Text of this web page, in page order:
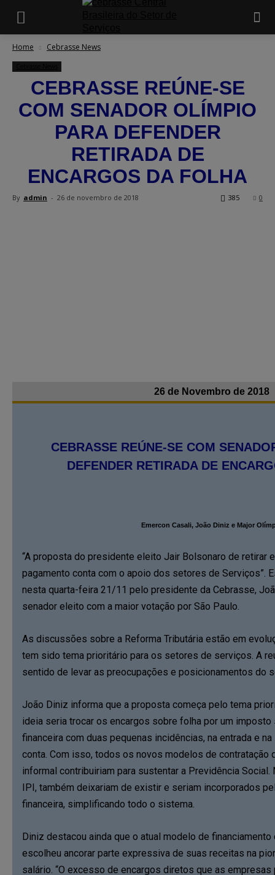
Home Cebrasse News
CEBRASSE REÚNE-SE
COM SENADOR OLÍMPIO
PARA DEFENDER
RETIRADA DE
ENCARGOS DA FOLHA
By admin - 26 de novembro de 2018 0
385
26 de Novembro de 2018
CEBRASSE REÚNE-SE COM
DEFENDER RETIRADA DE
Emercon Casali, João Diniz e Major
“A proposta do presidente eleito Jair Bolsonaro de retirar
pagamento conta com o apoio dos setores de Serviços”.
nesta quarta-feira 21/11 pelo presidente da Cebrasse,
senador eleito com a maior votação por São Paulo.
As discussões sobre a Reforma Tributária estão em
tem sido tema prioritário para os setores de serviços. A
sentido de levar as preocupações e posicionamentos do
João Diniz informa que a proposta começa pelo tema
ideia seria trocar os encargos sobre folha por um
financeira com duas pequenas incidências, na entrada e
conta. Com isso, todos os novos modelos de contratação
informal contribuiriam para sustentar a Previdência Social.
IPI, também deixariam de existir e seriam incorporados
financeira, simplificando todo o sistema.
Diniz destacou ainda que o atual modelo de
escolheu ancorar parte expressiva de suas receitas na
salário. “O excesso de encargos diretos que as